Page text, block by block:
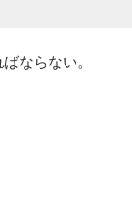
ならない。